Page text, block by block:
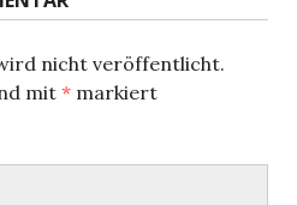
nicht veröffentlicht.
mit * markiert